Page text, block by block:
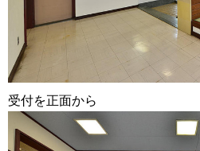
受付を正面から